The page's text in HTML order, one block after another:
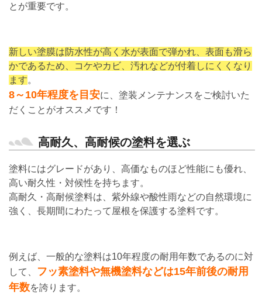
とが重要です。
新しい塗膜は防水性が高く水が表面で弾かれ、表面も滑ら
かであるため、コケやカビ、汚れなどが付着しにくくなり
ます。
8～10年程度を目安に、塗装メンテナンスをご検討いた
だくことがオススメです！
高耐久、高耐候の塗料を選ぶ
塗料にはグレードがあり、高価なものほど性能にも優れ、
高い耐久性・対候性を持ちます。
高耐久・高耐候塗料は、紫外線や酸性雨などの自然環境に
強く、長期間にわたって屋根を保護する塗料です。
例えば、一般的な塗料は10年程度の耐用年数であるのに対
して、
フッ素塗料や無機塗料などは15年前後の耐用
年数を誇ります。